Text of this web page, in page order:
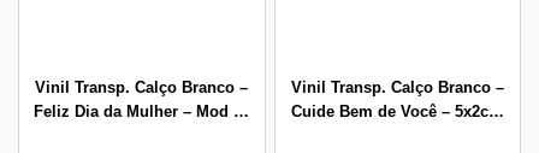
Vinil Transp. Calço Branco –
Feliz Dia da Mulher – Mod 03
Vinil Transp. Calço Branco –
Cuide Bem de Você – 5x2cm